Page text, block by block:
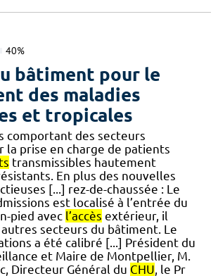
40%
bâtiment pour le
des maladies
et tropicales
comportant des secteurs
la prise en charge de patients
transmissibles hautement
En plus des nouvelles
[...] rez-de-chaussée : Le
est localisé à l’entrée du
pied avec l’accès extérieur, il
secteurs du bâtiment. Le
a été calibré [...] Président du
et Maire de Montpellier, M.
Directeur Général du CHU, le Pr